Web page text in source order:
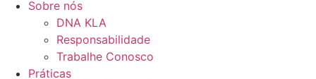
Sobre nós
DNA KLA
Responsabilidade
Trabalhe Conosco
Práticas